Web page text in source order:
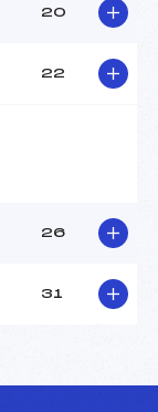
20
22
26
31